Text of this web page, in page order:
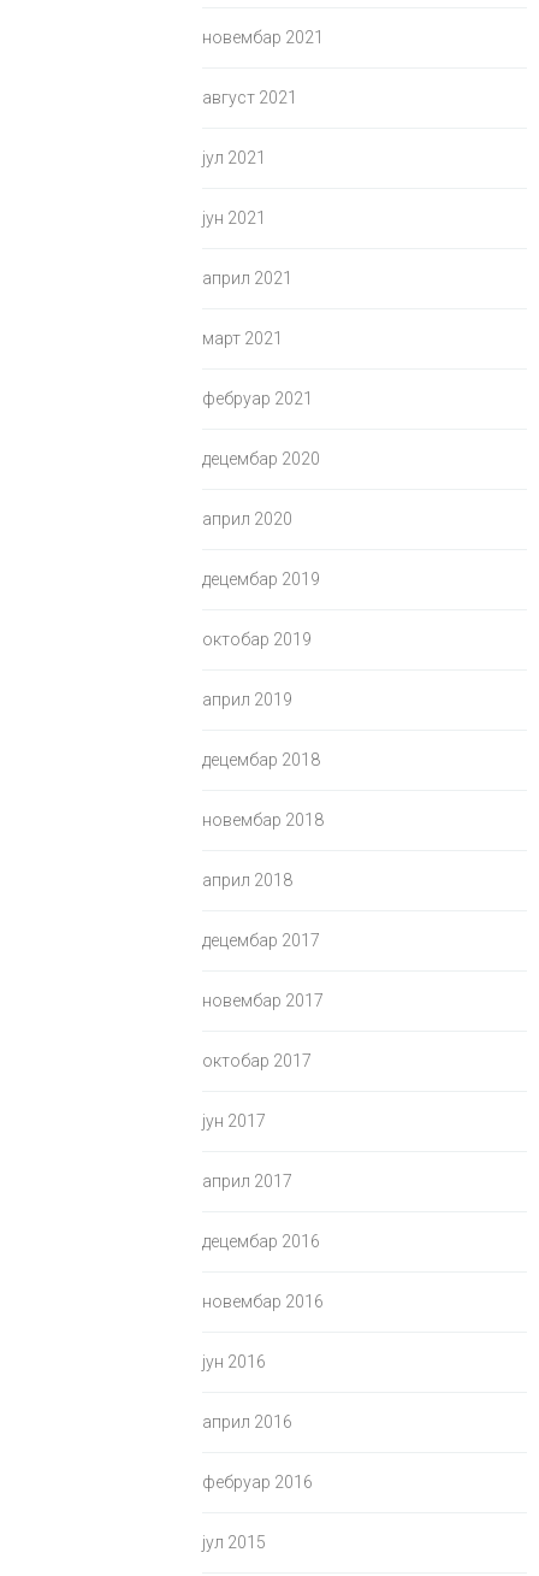
новембар 2021
август 2021
јул 2021
јун 2021
април 2021
март 2021
фебруар 2021
децембар 2020
април 2020
децембар 2019
октобар 2019
април 2019
децембар 2018
новембар 2018
април 2018
децембар 2017
новембар 2017
октобар 2017
јун 2017
април 2017
децембар 2016
новембар 2016
јун 2016
април 2016
фебруар 2016
јул 2015